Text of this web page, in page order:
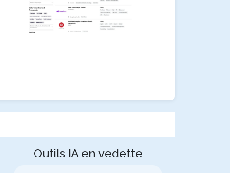
Outils IA en vedette